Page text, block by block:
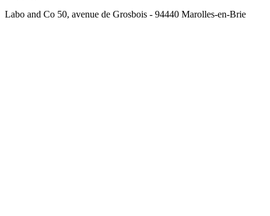
Labo and Co 50, avenue de Grosbois - 94440 Marolles-en-Brie